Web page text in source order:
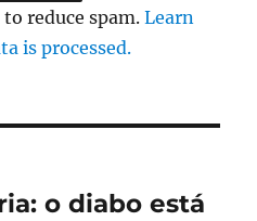
reduce spam.Learn
is processed.
o diabo está